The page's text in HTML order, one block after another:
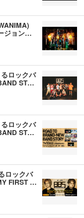
ジョン…
ロックバ
ST…
ロックバ
ST…
ロックバ
FIRST …